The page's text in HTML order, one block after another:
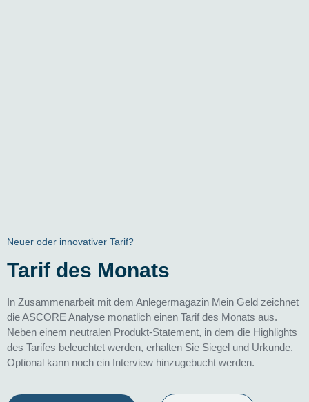
Neuer oder innovativer Tarif?
Tarif des Monats
In Zusammenarbeit mit dem Anlegermagazin Mein Geld zeichnet
die ASCORE Analyse monatlich einen Tarif des Monats aus.
Neben einem neutralen Produkt-Statement, in dem die Highlights
des Tarifes beleuchtet werden, erhalten Sie Siegel und Urkunde.
Optional kann noch ein Interview hinzugebucht werden.